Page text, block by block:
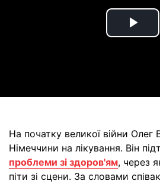
Play
На початку великої війни Олег
Німеччини на лікування. Він
проблеми зі здоров'ям, через
піти зі сцени. За словами